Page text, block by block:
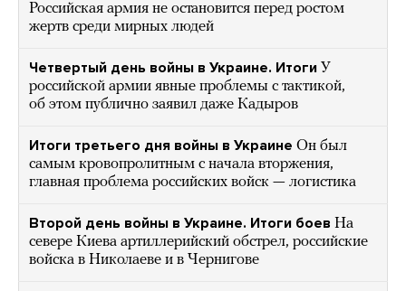
Российская армия не остановится перед ростом
жертв среди мирных людей
Четвертый день войны в Украине. Итоги У
российской армии явные проблемы с тактикой,
об этом публично заявил даже Кадыров
Итоги третьего дня войны в Украине Он был
самым кровопролитным с начала вторжения,
главная проблема российских войск — логистика
Второй день войны в Украине. Итоги боев На
севере Киева артиллерийский обстрел, российские
войска в Николаеве и в Чернигове